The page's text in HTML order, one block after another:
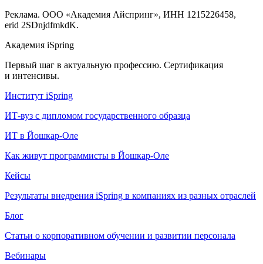
Реклама. ООО «Академия Айспринг», ИНН 1215226458,
erid 2SDnjdfmkdK.
Академия iSpring
Первый шаг в актуальную профессию. Сертификация
и интенсивы.
Институт iSpring
ИТ-вуз с дипломом государственного образца
ИТ в Йошкар-Оле
Как живут программисты в Йошкар‑Оле
Кейсы
Результаты внедрения iSpring в компаниях из разных отраслей
Блог
Статьи о корпоративном обучении и развитии персонала
Вебинары